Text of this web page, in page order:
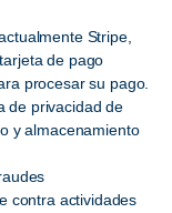
Stripe,
de pago
procesar su pago.
de privacidad de
y almacenamiento
contra actividades